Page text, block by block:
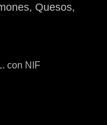
Quesos,
con NIF